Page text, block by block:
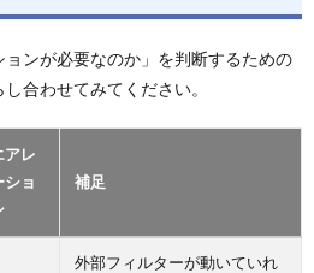
ョンが必要なのか」を判断するための
合わせてみてください。
アレ
ショ
補足
外部フィルターが動いていれ